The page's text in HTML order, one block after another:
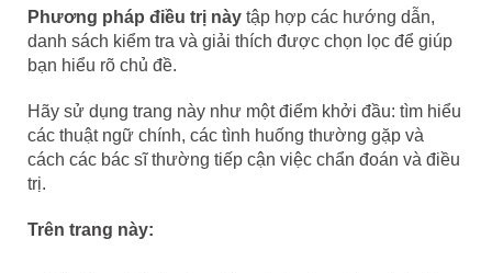
Phương pháp điều trị này tập hợp các hướng dẫn,
danh sách kiểm tra và giải thích được chọn lọc để giúp
bạn hiểu rõ chủ đề.
Hãy sử dụng trang này như một điểm khởi đầu: tìm hiểu
các thuật ngữ chính, các tình huống thường gặp và
cách các bác sĩ thường tiếp cận việc chẩn đoán và điều
trị.
Trên trang này: